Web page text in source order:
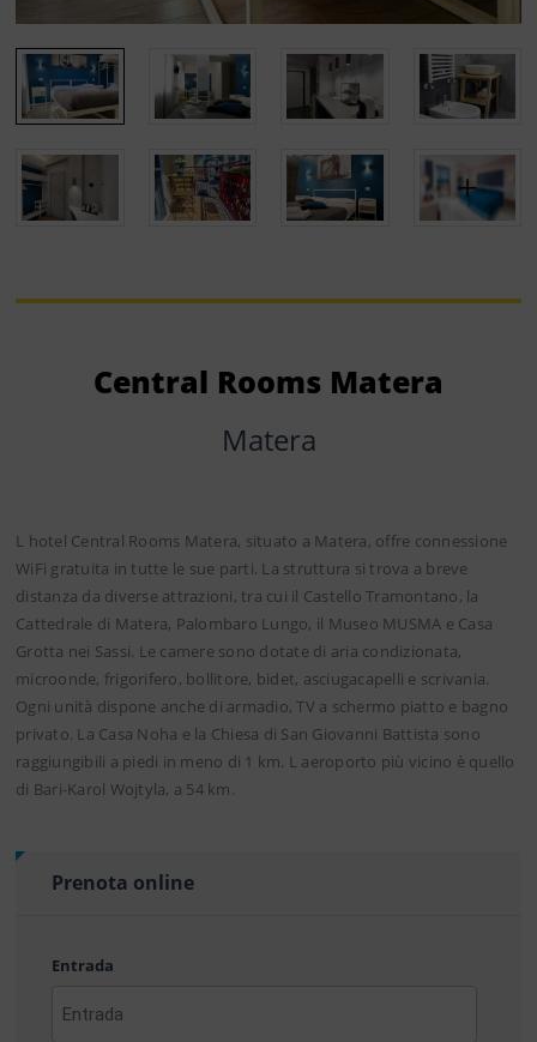
Central Rooms Matera
Matera
L hotel Central Rooms Matera, situato a Matera, offre connessione
WiFi gratuita in tutte le sue parti. La struttura si trova a breve
distanza da diverse attrazioni, tra cui il Castello Tramontano, la
Cattedrale di Matera, Palombaro Lungo, il Museo MUSMA e Casa
Grotta nei Sassi. Le camere sono dotate di aria condizionata,
microonde, frigorifero, bollitore, bidet, asciugacapelli e scrivania.
Ogni unità dispone anche di armadio, TV a schermo piatto e bagno
privato. La Casa Noha e la Chiesa di San Giovanni Battista sono
raggiungibili a piedi in meno di 1 km. L aeroporto più vicino è quello
di Bari-Karol Wojtyla, a 54 km.
Prenota online
Entrada
AAAA